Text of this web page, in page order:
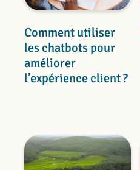
Comment utiliser
les chatbots pour
améliorer
l’expérience client ?